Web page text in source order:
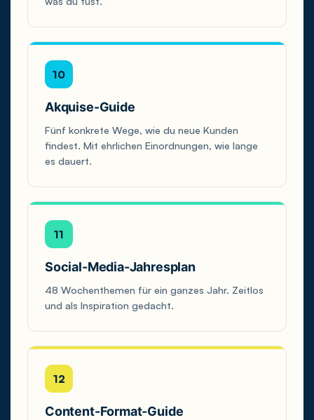
10
Akquise-Guide
Fünf konkrete Wege, wie du neue Kunden
findest. Mit ehrlichen Einordnungen, wie lange
es dauert.
11
Social-Media-Jahresplan
48 Wochenthemen für ein ganzes Jahr. Zeitlos
und als Inspiration gedacht.
12
Content-Format-Guide